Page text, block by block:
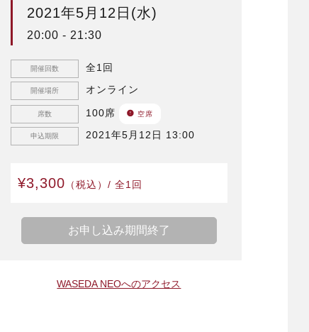
2021年5月12日(水)
20:00 - 21:30
開催回数 全1回
開催場所 オンライン
席数 100席 空席
申込期限 2021年5月12日 13:00
¥3,300 （税込）/ 全1回
お申し込み期間終了
WASEDA NEOへのアクセス